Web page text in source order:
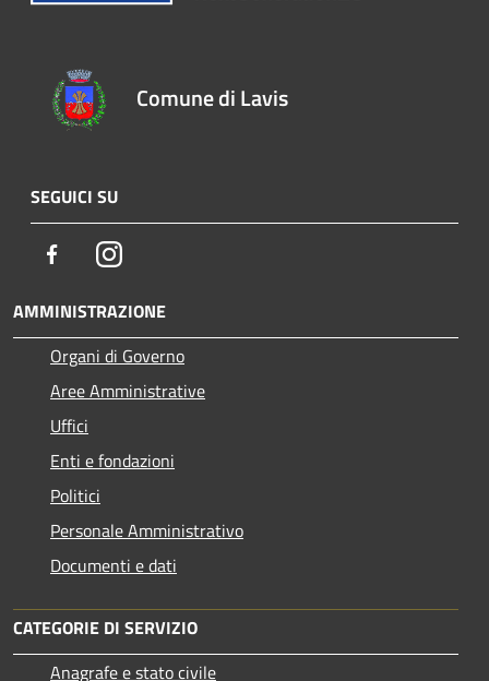
Comune di Lavis
SEGUICI SU
FacebookInstagram
AMMINISTRAZIONE
Organi di Governo
Aree Amministrative
Uffici
Enti e fondazioni
Politici
Personale Amministrativo
Documenti e dati
CATEGORIE DI SERVIZIO
Anagrafe e stato civile